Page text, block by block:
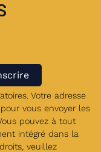
Votre adresse
vous envoyer les
pouvez à tout
intégré dans la
veuillez